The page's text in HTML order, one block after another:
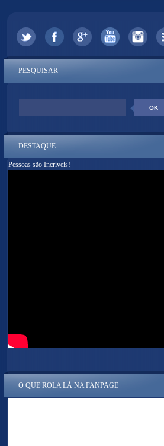
PESQUISAR
DESTAQUE
Pessoas são Incríveis!
O QUE ROLA LÁ NA FANPAGE